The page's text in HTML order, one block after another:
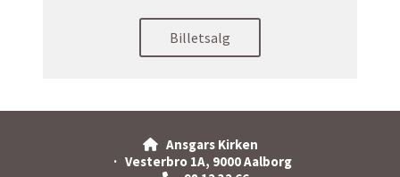
Billetsalg
Ansgars Kirken
· Vesterbro 1A, 9000 Aalborg